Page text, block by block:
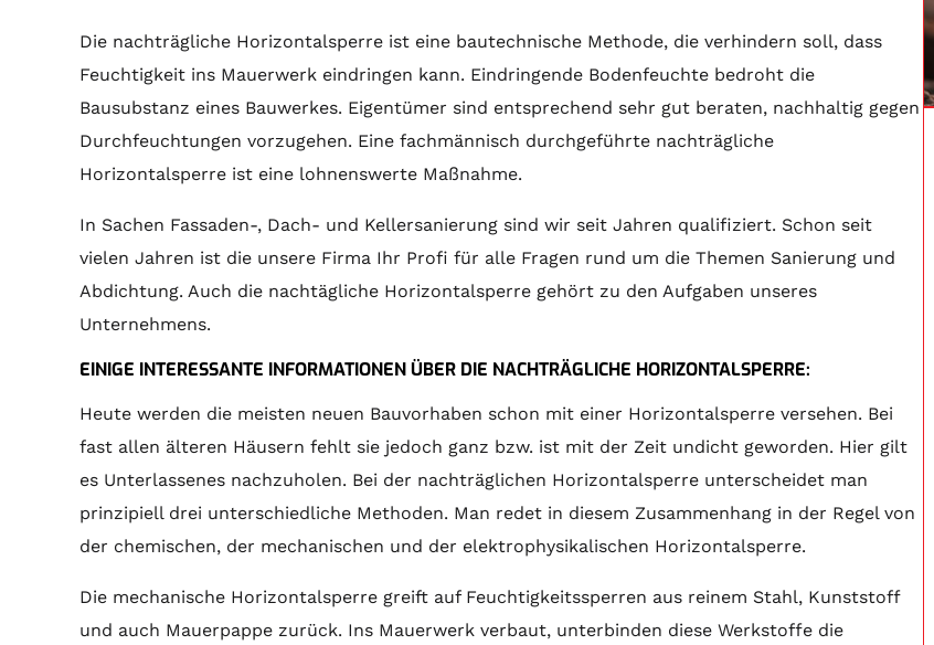
Die nachträgliche Horizontalsperre ist eine bautechnische Methode, die verhindern soll, dass
Feuchtigkeit ins Mauerwerk eindringen kann. Eindringende Bodenfeuchte bedroht die
Bausubstanz eines Bauwerkes. Eigentümer sind entsprechend sehr gut beraten, nachhaltig gegen
Durchfeuchtungen vorzugehen. Eine fachmännisch durchgeführte nachträgliche
Horizontalsperre ist eine lohnenswerte Maßnahme.
In Sachen Fassaden-, Dach- und Kellersanierung sind wir seit Jahren qualifiziert. Schon seit
vielen Jahren ist die unsere Firma Ihr Profi für alle Fragen rund um die Themen Sanierung und
Abdichtung. Auch die nachtägliche Horizontalsperre gehört zu den Aufgaben unseres
Unternehmens.
EINIGE INTERESSANTE INFORMATIONEN ÜBER DIE NACHTRÄGLICHE HORIZONTALSPERRE:
Heute werden die meisten neuen Bauvorhaben schon mit einer Horizontalsperre versehen. Bei
fast allen älteren Häusern fehlt sie jedoch ganz bzw. ist mit der Zeit undicht geworden. Hier gilt
es Unterlassenes nachzuholen. Bei der nachträglichen Horizontalsperre unterscheidet man
prinzipiell drei unterschiedliche Methoden. Man redet in diesem Zusammenhang in der Regel von
der chemischen, der mechanischen und der elektrophysikalischen Horizontalsperre.
Die mechanische Horizontalsperre greift auf Feuchtigkeitssperren aus reinem Stahl, Kunststoff
und auch Mauerpappe zurück. Ins Mauerwerk verbaut, unterbinden diese Werkstoffe die